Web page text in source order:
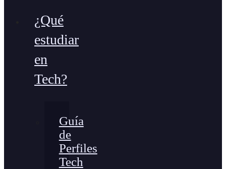
¿Qué
estudiar
en
Tech?
Guía
de
Perfiles
Tech